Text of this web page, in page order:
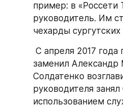
пример: в «Россети
руководитель. Им
чехарды
заменил Александр
Солдатенко
руководителя
использованием